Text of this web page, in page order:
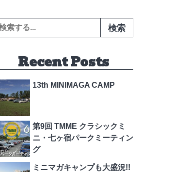
索:
Recent Posts
13th MINIMAGA CAMP
第9回 TMME クラシックミ
ニ・七ヶ宿パークミーティン
グ
ミニマガキャンプも大盛況!!